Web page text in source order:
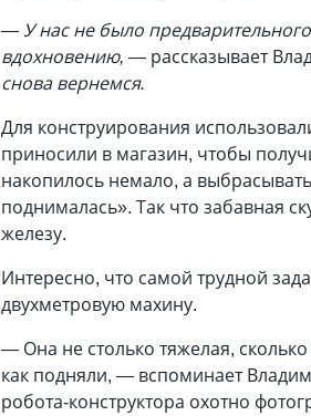
— У нас не было
вдохновению, — рассказывает
снова вернемся.
Для конструирования
приносили в магазин, чтобы
накопилось немало, а
поднималась». Так что забавная
железу.
Интересно, что самой трудной
двухметровую махину.
— Она не столько тяжелая,
как подняли, — вспоминает
робота-конструктора охотно